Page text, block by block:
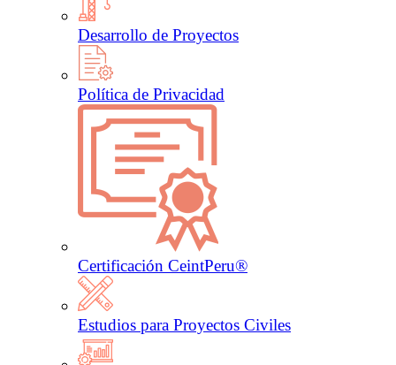
Desarrollo de Proyectos
Política de Privacidad
Certificación CeintPeru®
Estudios para Proyectos Civiles